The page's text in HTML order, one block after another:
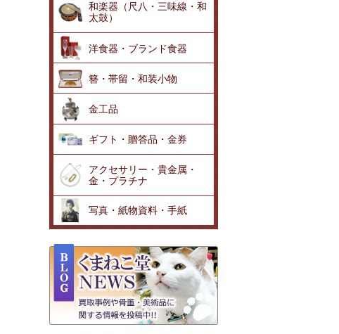
和楽器（尺八・三味線・和
太鼓）
洋食器・ブランド食器
簪・帯留・和装小物
金工品
ギフト・贈答品・金券
アクセサリー・貴金属・
金・プラチナ
写真・紙物資料・手紙